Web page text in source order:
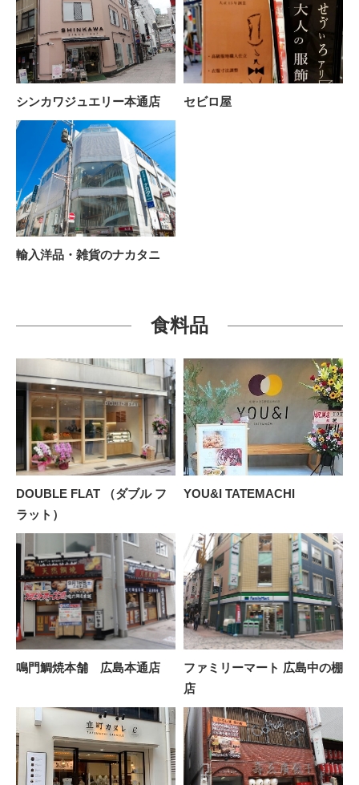
シンカワジュエリー本通店 セビロ屋
輸入洋品・雑貨のナカタニ
食料品
DOUBLE FLAT （ダブル フ
ラット）
YOU&I TATEMACHI
鳴門鯛焼本舗 広島本通店
ファミリーマート 広島中の棚
店